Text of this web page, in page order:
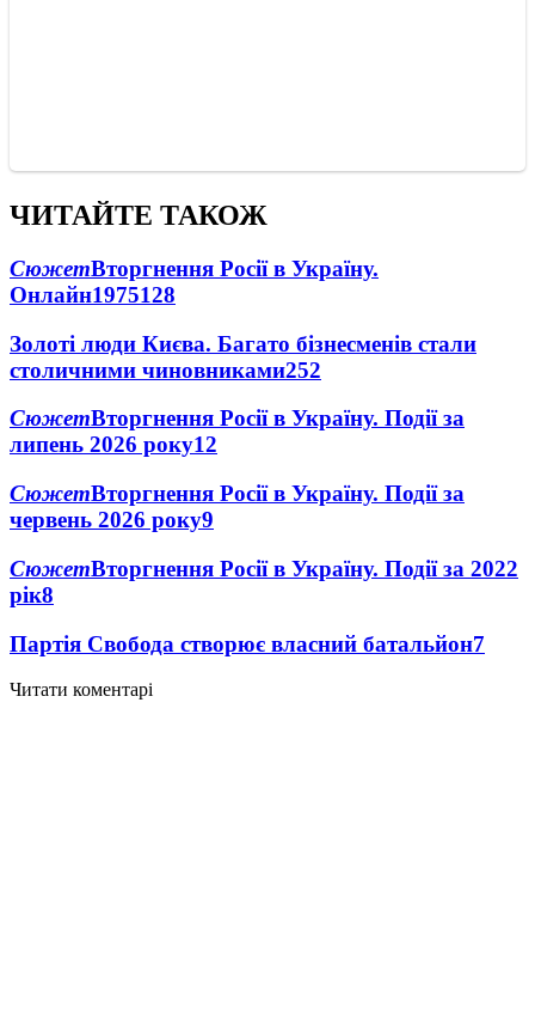
ЧИТАЙТЕ ТАКОЖ
СюжетВторгнення Росії в Україну.
Онлайн1975128
Золоті люди Києва. Багато бізнесменів стали
столичними чиновниками252
СюжетВторгнення Росії в Україну. Події за
липень 2026 року12
СюжетВторгнення Росії в Україну. Події за
червень 2026 року9
СюжетВторгнення Росії в Україну. Події за 2022
рік8
Партія Свобода створює власний батальйон7
Читати коментарі